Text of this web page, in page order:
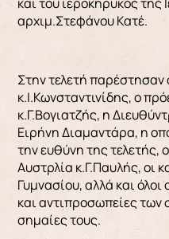
αρχιμ.Στεφάνου Κατέ.
Στην τελετή παρέστησαν
κ.Ι.Κωνσταντινίδης, ο
κ.Γ.Βογιατζής, η
Ειρήνη Διαμαντάρα, η
την ευθύνη της τελετής,
Αυστρλία κ.Γ.Παυλής, οι
Γυμνασίου, αλλά και όλοι
και αντιπροσωπείες των
σημαίες τους.